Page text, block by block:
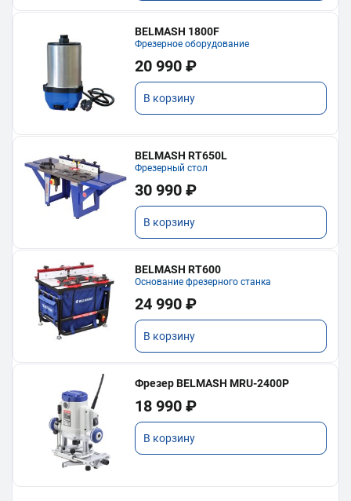
BELMASH 1800F
Фрезерное оборудование
20 990 ₽
В корзину
BELMASH RT650L
Фрезерный стол
30 990 ₽
В корзину
BELMASH RT600
Основание фрезерного станка
24 990 ₽
В корзину
Фрезер BELMASH MRU-2400P
18 990 ₽
В корзину